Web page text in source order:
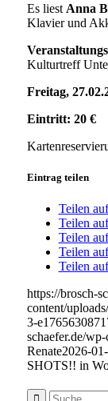
Es liest Anna
Klavier und
Kulturtreff
Freitag,
Eintritt: 20 €
Eintrag teilen
Teilen
Teilen
Teilen
Teilen
Teilen
https://brosch-
content/
3-
schaefer.de/
Renate2026-
SHOTS!! in